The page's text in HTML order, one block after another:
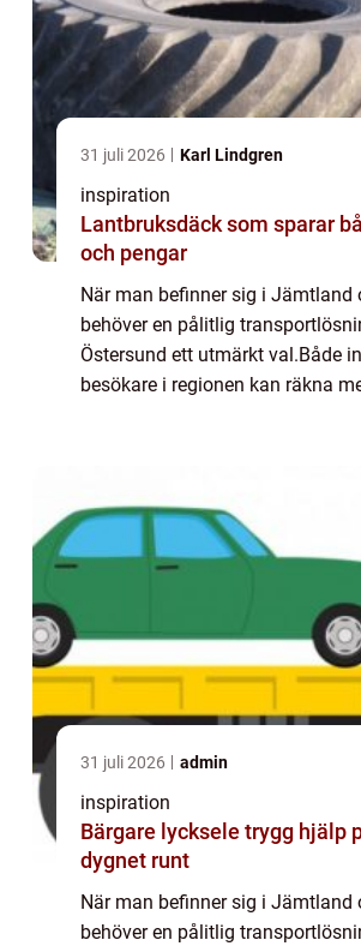
31 juli 2026 Karl Lindgren
inspiration
Lantbruksdäck som sparar
och pengar
När man befinner sig i Jämtland
behöver en pålitlig
Östersund ett utmärkt val.Både
besökare i regionen kan räkna
31 juli 2026 admin
inspiration
Bärgare lycksele trygg hjälp på vägen
dygnet runt
När man befinner sig i Jämtland
behöver en pålitlig